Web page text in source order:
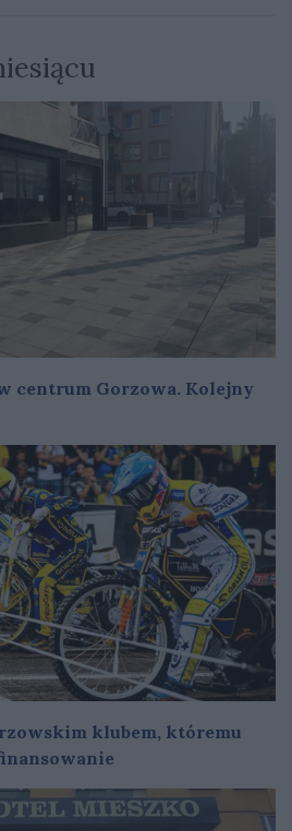
centrum Gorzowa. Kolejny
klubem, któremu